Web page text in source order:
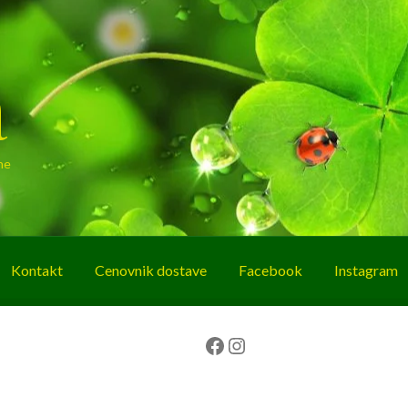
Kontakt Cenovnik dostave Facebook Instagram
Facebook Instagram